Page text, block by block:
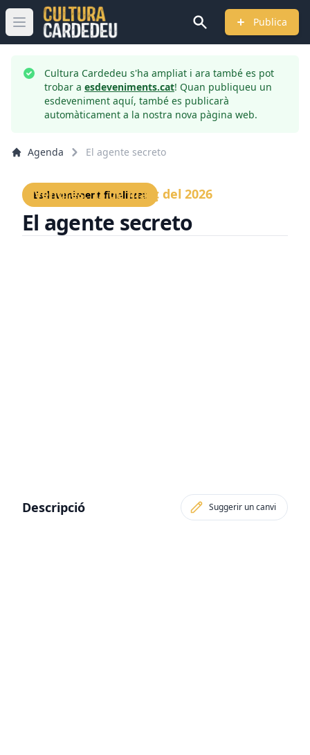
Obrir menú principal Publica
Cultura Cardedeu s'ha ampliat i ara també es pot
trobar a esdeveniments.cat! Quan publiqueu un
esdeveniment aquí, també es publicarà
automàticament a la nostra nova pàgina web.
Agenda El agente secreto
Esdeveniment finalitzat
Divendres, 13 de març del 2026
El agente secreto
Descripció Suggerir un canvi